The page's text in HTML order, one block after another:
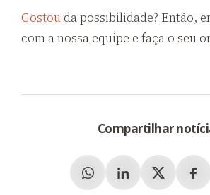
Gostouda possibilidade? Então,
com a nossa equipe e faça o seu
Compartilhar
WhatsappLinkedin
X